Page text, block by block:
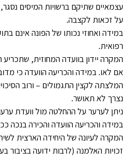
עצמאיים שתיקם ברשויות המיסים
על זכאות לקצבה.
במידה ואחוזי נכותו של הפונה אינם
רפואית.
המקרה יידון בוועדה המחוזית,
אם לאו. במידה והכריעה הוועדה כי
המלצתה לקצין התגמולים – ורוב
נצרך לא תאושר.
ניתן לערער על ההחלטה מול וועדת
במידה והכריעה הוועדה והכירה בנכה
המקרה לעיונה של היחידה הארצית
זכויות האלמנה (לרבות ידועה